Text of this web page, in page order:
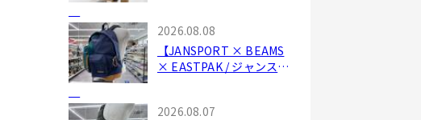
2026.08.08
【JANSPORT × BEAMS
× EASTPAK / ジャンス
2026.08.07